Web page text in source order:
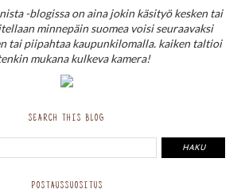
-blogissa on aina jokin käsityö kesken tai
minnepäin suomea voisi seuraavaksi
tai piipahtaa kaupunkilomalla. kaiken taltioi
mukana kulkeva kamera!
SEARCH THIS BLOG
POSTAUSSUOSITUS